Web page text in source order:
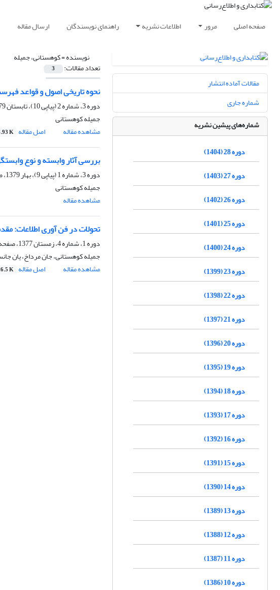
صفحه اصلی مرور اطلاعات نشریه راهنمای نویسندگان ارسال مقاله
نویسنده =کوهستانی، جمیله
تعداد مقالات: 3
نحوه تاریخی اصول و قواعد
دوره 3، شماره 2 (پیاپی 10)، تابستان 1379، صفحه
جمیله کوهستانی
مشاهده مقاله
اصل مقاله K
بررسی آثار وابسته و نوع
دوره 3، شماره 1 (پیاپی 9)، بهار 1379، صفحه
جمیله کوهستانی
مشاهده مقاله
تحولات در فن آوری اطلاعات:
دوره 1، شماره 4، زمستان 1377، صفحه
جمیله کوهستانی، جان مرداخ، یان
مشاهده مقاله
اصل مقاله K
مقالات آماده انتشار
شماره جاری
شماره‌های پیشین نشریه
دوره 28 (1404)
دوره 27 (1403)
دوره 26 (1402)
دوره 25 (1401)
دوره 24 (1400)
دوره 23 (1399)
دوره 22 (1398)
دوره 21 (1397)
دوره 20 (1396)
دوره 19 (1395)
دوره 18 (1394)
دوره 17 (1393)
دوره 16 (1392)
دوره 15 (1391)
دوره 14 (1390)
دوره 13 (1389)
دوره 12 (1388)
دوره 11 (1387)
دوره 10 (1386)